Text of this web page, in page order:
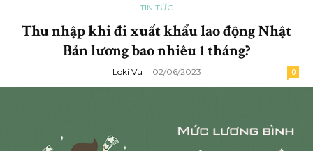
TIN TỨC
Thu nhập khi đi xuất khẩu lao động Nhật
Bản lương bao nhiêu 1 tháng?
Loki Vu - 02/06/2023 0